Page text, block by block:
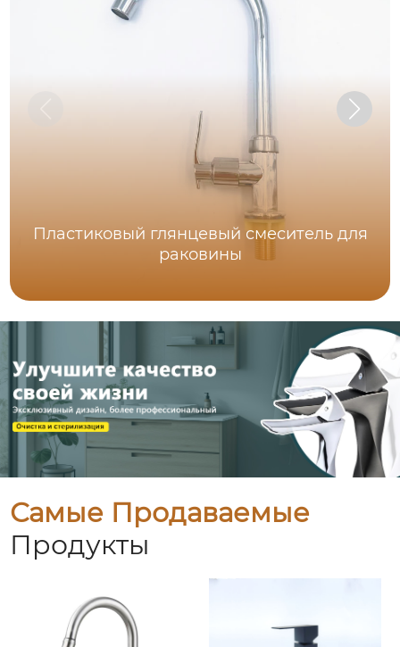
Пластиковый глянцевый смеситель для
раковины
Самые Продаваемые
Продукты